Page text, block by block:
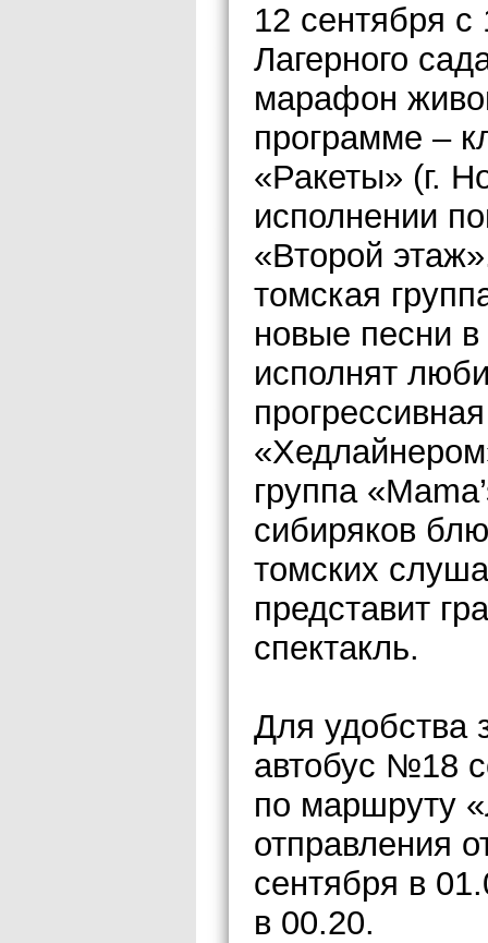
12 сентября
Лагерного
марафон
программе –
«Ракеты» (г.
исполнении
«Второй
томская
новые песни
исполнят
группа
сибиряков
томских
представит
спектакль.
Для удобства
автобус №18
по маршруту
отправления
сентября в
в 00.20.